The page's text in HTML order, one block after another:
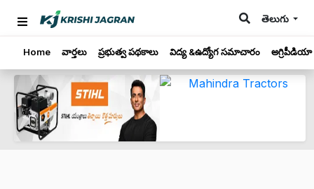
తెలుగు
Home వార్తలు ప్రభుత్వ పథకాలు విద్య &ఉద్యోగ సమాచారం అగ్రిపీడియా